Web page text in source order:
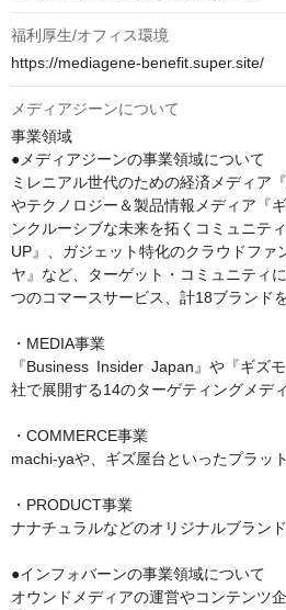
福利厚生/オフィス環境
https://mediagene-benefit.super.site/
メディアジーンについて
事業領域
●メディアジーンの事業領域について
ミレニアル世代のための経済メディア
やテクノロジー＆製品情報メディア『
ンクルーシブな未来を拓くコミュニテ
UP』、ガジェット特化のクラウドファ
ヤ』など、ターゲット・コミュニティ
つのコマースサービス、計18ブランド
・MEDIA事業
『Business Insider Japan』や『ギズ
社で展開する14のターゲティングメデ
・COMMERCE事業
machi-yaや、ギズ屋台といったプラッ
・PRODUCT事業
ナナチュラルなどのオリジナルブラン
●インフォバーンの事業領域について
オウンドメディアの運営やコンテンツ